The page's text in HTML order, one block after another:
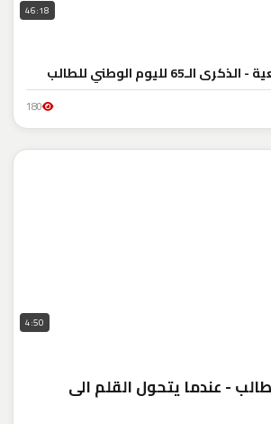
46:18
لليوم الوطني للطالب
180
4:50
- عندما يتحول القلم الى